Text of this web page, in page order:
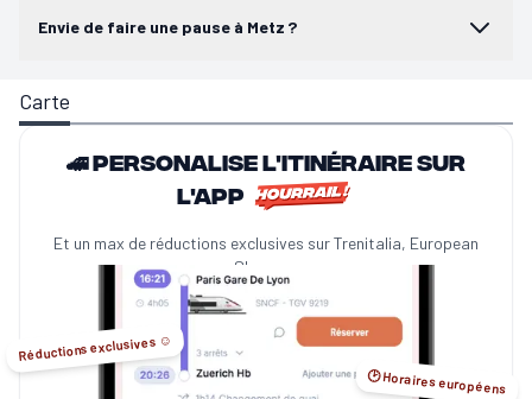
Envie de faire une pause à Metz ?
Carte
🚄 Personalise l'itinéraire sur
l'app
Et un max de réductions exclusives sur Trenitalia, European
Sleeper...
Réductions exclusives ☺️
🕑 Horaires européens